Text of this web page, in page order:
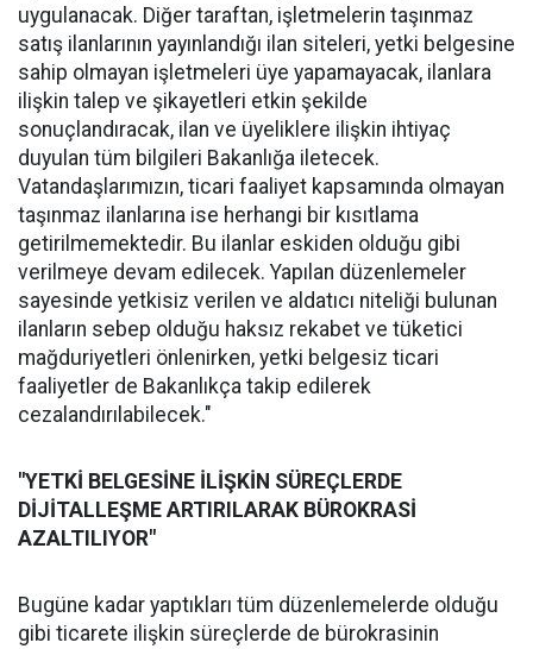
uygulanacak. Diğer taraftan, işletmelerin taşınmaz
satış ilanlarının yayınlandığı ilan siteleri, yetki belgesine
sahip olmayan işletmeleri üye yapamayacak, ilanlara
ilişkin talep ve şikayetleri etkin şekilde
sonuçlandıracak, ilan ve üyeliklere ilişkin ihtiyaç
duyulan tüm bilgileri Bakanlığa iletecek.
Vatandaşlarımızın, ticari faaliyet kapsamında olmayan
taşınmaz ilanlarına ise herhangi bir kısıtlama
getirilmemektedir. Bu ilanlar eskiden olduğu gibi
verilmeye devam edilecek. Yapılan düzenlemeler
sayesinde yetkisiz verilen ve aldatıcı niteliği bulunan
ilanların sebep olduğu haksız rekabet ve tüketici
mağduriyetleri önlenirken, yetki belgesiz ticari
faaliyetler de Bakanlıkça takip edilerek
cezalandırılabilecek."
"YETKİ BELGESİNE İLİŞKİN SÜREÇLERDE
DİJİTALLEŞME ARTIRILARAK BÜROKRASİ
AZALTILIYOR"
Bugüne kadar yaptıkları tüm düzenlemelerde olduğu
gibi ticarete ilişkin süreçlerde de bürokrasinin